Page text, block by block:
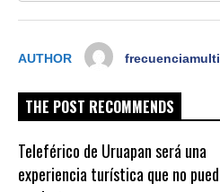
AUTHOR
THE POST RECOMMENDS
Teleférico de Uruapan será una
experiencia turística que no